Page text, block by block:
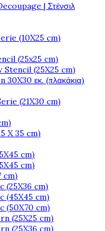
| Στένσιλ
(10X25 cm)
(25x25 cm)
(25X25 cm)
εκ. (πλακάκια)
(21X30 cm)
X 35 cm)
cm)
cm)
cm)
(25X36 cm)
(45X45 cm)
(50X70 cm)
(25X25 cm)
(25X36 cm)